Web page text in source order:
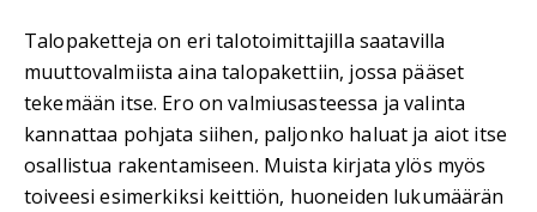
Talopaketteja on eri talotoimittajilla saatavilla
muuttovalmiista aina talopakettiin, jossa pääset
tekemään itse. Ero on valmiusasteessa ja valinta
kannattaa pohjata siihen, paljonko haluat ja aiot itse
osallistua rakentamiseen. Muista kirjata ylös myös
toiveesi esimerkiksi keittiön, huoneiden lukumäärän